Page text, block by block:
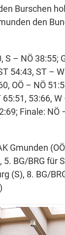
Burschen
den
S – NÖ 38:55;
54:43, ST –
OÖ – NÖ
53:66,
Finale: NÖ
Gmunden
BG/BRG für
(S), 8. BG/